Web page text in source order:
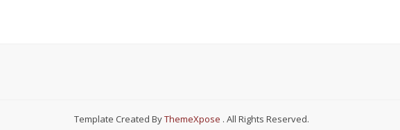
Template Created ByThemeXpose . All Rights Reserved.